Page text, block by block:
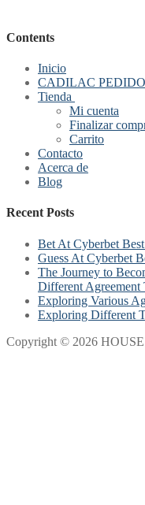
Contents
Inicio
CADILAC
Tienda
Mi cuenta
Finalizar
Carrito
Contacto
Acerca de
Blog
Recent Posts
Bet At Cyberbet
Guess At Cyberbet
The Journey to
Different Agreement
Exploring Various
Exploring Different
Copyright © 2026